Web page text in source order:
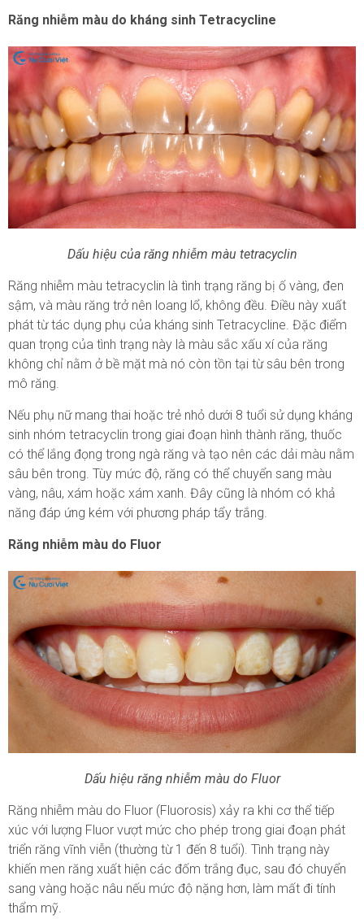
Răng nhiễm màu do kháng sinh Tetracycline
Dấu hiệu của răng nhiễm màu tetracyclin
Răng nhiễm màu tetracyclin là tình trạng răng bị ố vàng, đen
sậm, và màu răng trở nên loang lổ, không đều. Điều này xuất
phát từ tác dụng phụ của kháng sinh Tetracycline. Đặc điểm
quan trọng của tình trạng này là màu sắc xấu xí của răng
không chỉ nằm ở bề mặt mà nó còn tồn tại từ sâu bên trong
mô răng.
Nếu phụ nữ mang thai hoặc trẻ nhỏ dưới 8 tuổi sử dụng kháng
sinh nhóm tetracyclin trong giai đoạn hình thành răng, thuốc
có thể lắng đọng trong ngà răng và tạo nên các dải màu nằm
sâu bên trong. Tùy mức độ, răng có thể chuyển sang màu
vàng, nâu, xám hoặc xám xanh. Đây cũng là nhóm có khả
năng đáp ứng kém với phương pháp tẩy trắng.
Răng nhiễm màu do Fluor
Dấu hiệu răng nhiễm màu do Fluor
Răng nhiễm màu do Fluor (Fluorosis) xảy ra khi cơ thể tiếp
xúc với lượng Fluor vượt mức cho phép trong giai đoạn phát
triển răng vĩnh viễn (thường từ 1 đến 8 tuổi). Tình trạng này
khiến men răng xuất hiện các đốm trắng đục, sau đó chuyển
sang vàng hoặc nâu nếu mức độ nặng hơn, làm mất đi tính
thẩm mỹ.